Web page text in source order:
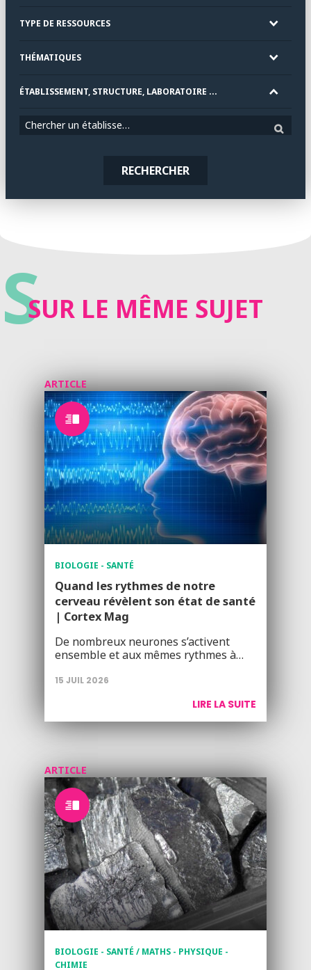
TYPE DE RESSOURCES
THÉMATIQUES
ÉTABLISSEMENT, STRUCTURE, LABORATOIRE ...
Chercher un établissement
RECHERCHER
SSUR LE MÊME SUJET
ARTICLE
BIOLOGIE - SANTÉ
Quand les rythmes de notre
cerveau révèlent son état de santé
| Cortex Mag
De nombreux neurones s’activent
ensemble et aux mêmes rythmes à…
15 JUIL 2026
LIRE LA SUITE
ARTICLE
BIOLOGIE - SANTÉ / MATHS - PHYSIQUE -
CHIMIE